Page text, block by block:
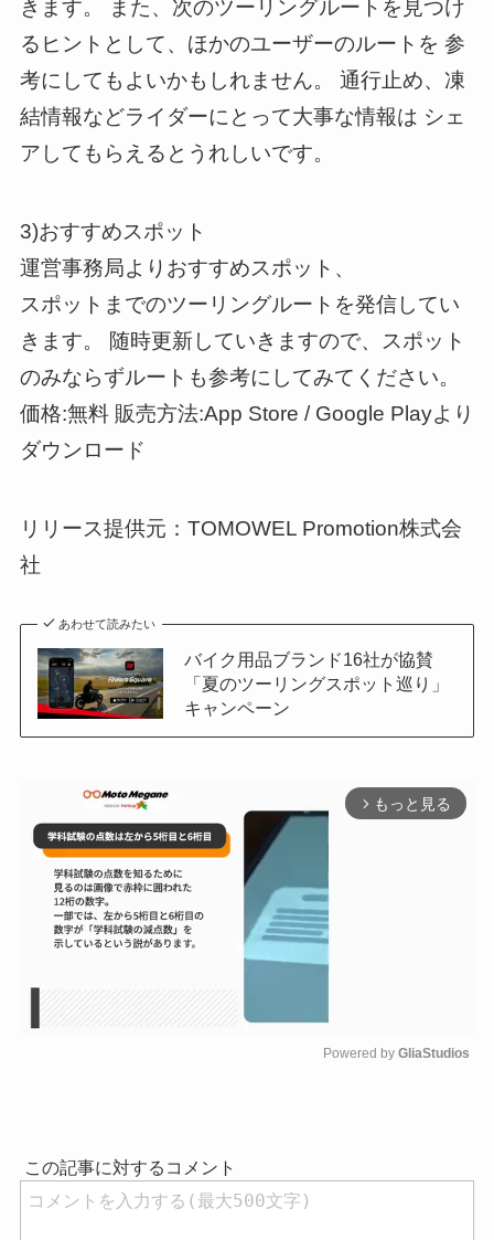
きます。 また、次のツーリングルートを見つけ
るヒントとして、ほかのユーザーのルートを 参
考にしてもよいかもしれません。 通行止め、凍
結情報などライダーにとって大事な情報は シェ
アしてもらえるとうれしいです。
3)おすすめスポット
運営事務局よりおすすめスポット、
スポットまでのツーリングルートを発信してい
きます。 随時更新していきますので、スポット
のみならずルートも参考にしてみてください。
価格:無料 販売方法:App Store / Google Playより
ダウンロード
リリース提供元：TOMOWEL Promotion株式会
社
あわせて読みたい
バイク用品ブランド16社が協賛
「夏のツーリングスポット巡り」
キャンペーン
arrow_forward_ios もっと見る
Powered by GliaStudios